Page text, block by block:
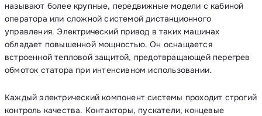
называют более крупные, передвижные модели с кабиной
оператора или сложной системой дистанционного
управления. Электрический привод в таких машинах
обладает повышенной мощностью. Он оснащается
встроенной тепловой защитой, предотвращающей перегрев
обмоток статора при интенсивном использовании.
Каждый электрический компонент системы проходит строгий
контроль качества. Контакторы, пускатели, концевые